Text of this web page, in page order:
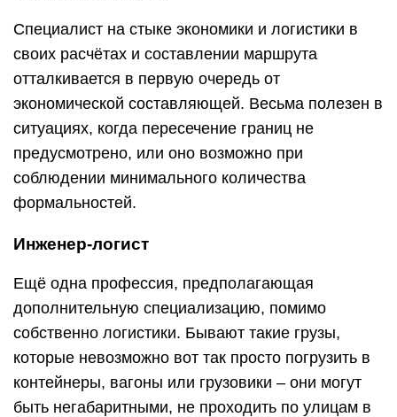
Специалист на стыке экономики и логистики в
своих расчётах и составлении маршрута
отталкивается в первую очередь от
экономической составляющей. Весьма полезен в
ситуациях, когда пересечение границ не
предусмотрено, или оно возможно при
соблюдении минимального количества
формальностей.
Инженер-логист
Ещё одна профессия, предполагающая
дополнительную специализацию, помимо
собственно логистики. Бывают такие грузы,
которые невозможно вот так просто погрузить в
контейнеры, вагоны или грузовики – они могут
быть негабаритными, не проходить по улицам в